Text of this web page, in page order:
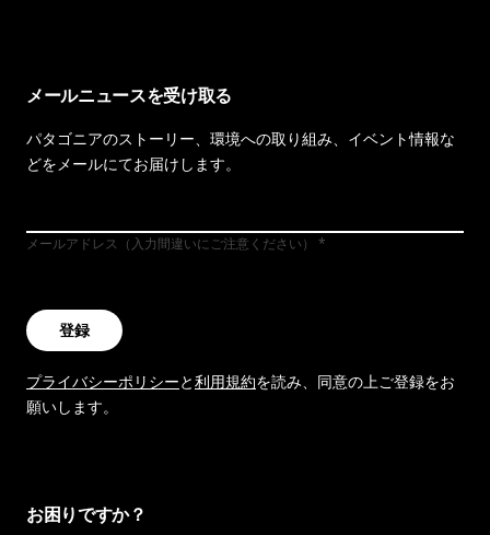
メールニュースを受け取る
パタゴニアのストーリー、環境への取り組み、イベント情報な
どをメールにてお届けします。
メールアドレス（入力間違いにご注意ください）
登録
プライバシーポリシーと利用規約を読み、同意の上ご登録をお
願いします。
お困りですか？